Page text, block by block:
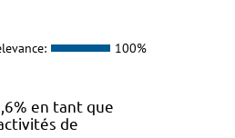
100%
en tant que
de